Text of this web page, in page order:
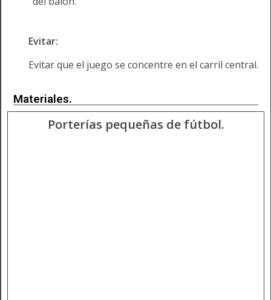
Evitar:
Evitar que el juego se concentre en el carril central.
Materiales.
Porterías pequeñas de fútbol.